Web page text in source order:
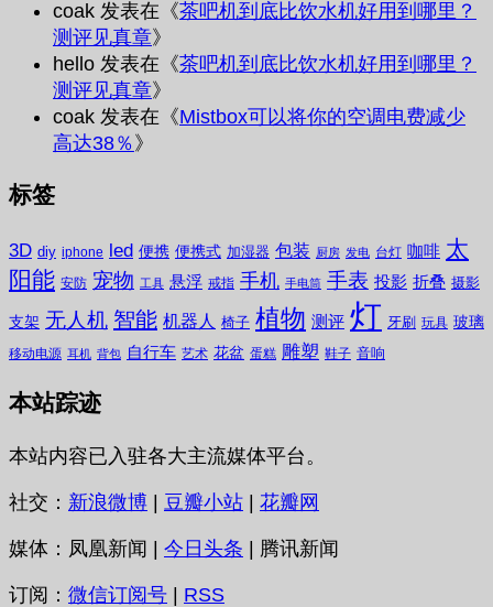
coak 发表在《茶吧机到底比饮水机好用到哪里？
测评见真章》
hello 发表在《茶吧机到底比饮水机好用到哪里？
测评见真章》
coak 发表在《Mistbox可以将你的空调电费减少
高达38％ 》
标签
3D diy iphone led 便携 便携式 加湿器 包装 厨房 发电 台灯 咖啡 太
阳能 安防 宠物 工具 悬浮 戒指 手机 手电筒 手表 投影 折叠 摄影
支架 无人机 智能 机器人 椅子 植物 测评 灯 牙刷 玩具 玻璃
移动电源 耳机 背包 自行车 艺术 花盆 蛋糕 雕塑 鞋子 音响
本站踪迹
本站内容已入驻各大主流媒体平台。
社交： 新浪微博 | 豆瓣小站 | 花瓣网
媒体：凤凰新闻 | 今日头条 | 腾讯新闻
订阅： 微信订阅号 | RSS